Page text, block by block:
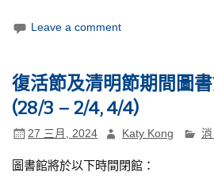
Leave a comment
復活節及清明節期間圖
(28/3 – 2/4, 4/4)
27 三月, 2024 Katy Kong 消
圖書館將於以下時間閉館：